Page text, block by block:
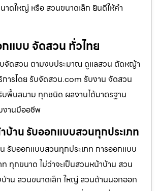
าดใหญ่ หรือ สวนขนาดเล็ก ยินดีให้คำ
แบบ จัดสวน ทั่วไทย
จัดสวน ตามงบประมาณ ดูเเลสวน ตัดหญ้า
ารโดย รับจัดสวน.com รับงาน จัดสวน
พื้นสนาม ทุกชนิด ผลงานได้มาตรฐาน
งานมืออชีพ
บ้าน รับออกแบบสวนทุกประเภท
รับออกแบบสวนทุกประเภท การออกแบบ
ทุกขนาด ไม่ว่าจะเป็นสวนหน้าบ้าน สวน
าน สวนขนาดเล็ก ใหญ่ สวนด้านนอกออก